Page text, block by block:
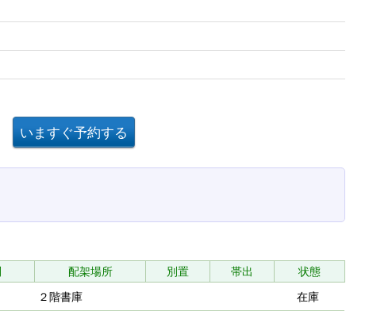
配架場所 別置 帯出
状態
２階書庫 在庫